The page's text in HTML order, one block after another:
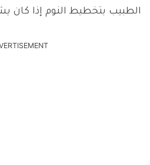
الطبيب بتخطيط النوم إذا كان